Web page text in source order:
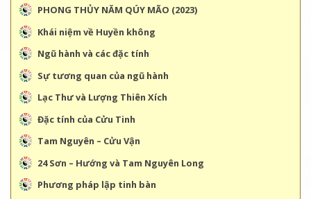
PHONG THỦY NĂM QÚY MÃO (2023)
Khái niệm về Huyền không
Ngũ hành và các đặc tính
Sự tương quan của ngũ hành
Lạc Thư và Lượng Thiên Xích
Đặc tính của Cửu Tinh
Tam Nguyên – Cửu Vận
24 Sơn – Hướng và Tam Nguyên Long
Phương pháp lập tinh bàn